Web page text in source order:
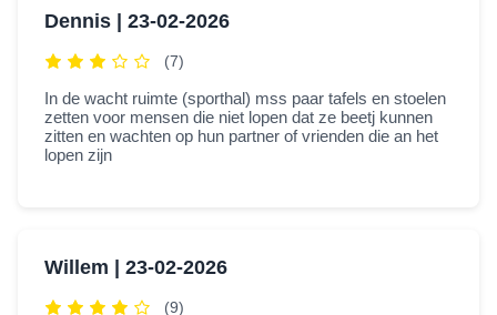
Dennis | 23-02-2026
(7)
In de wacht ruimte (sporthal) mss paar tafels en stoelen
zetten voor mensen die niet lopen dat ze beetj kunnen
zitten en wachten op hun partner of vrienden die an het
lopen zijn
Willem | 23-02-2026
(9)